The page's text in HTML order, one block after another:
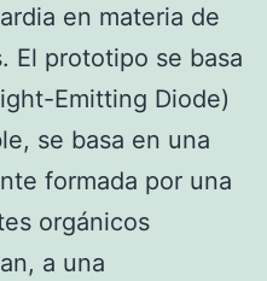
en materia de
El prototipo se basa
Emitting Diode)
se basa en una
formada por una
orgánicos
a una